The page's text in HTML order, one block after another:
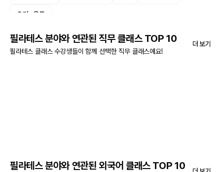
요리 · 음료
필라테스 분야와 연관된 직무 클래스 TOP 10
필라테스 클래스 수강생들이 함께 선택한 직무 클래스예요!
더 보기
필라테스 분야와 연관된 외국어 클래스 TOP 10